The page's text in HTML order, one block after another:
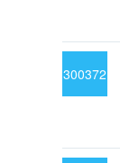
300372